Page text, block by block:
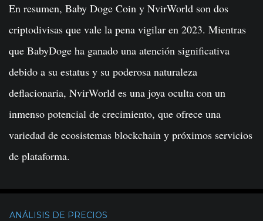
En resumen, Baby Doge Coin y NvirWorld son dos
criptodivisas que vale la pena vigilar en 2023. Mientras
que BabyDoge ha ganado una atención significativa
debido a su estatus y su poderosa naturaleza
deflacionaria, NvirWorld es una joya oculta con un
inmenso potencial de crecimiento, que ofrece una
variedad de ecosistemas blockchain y próximos servicios
de plataforma.
ANÁLISIS DE PRECIOS